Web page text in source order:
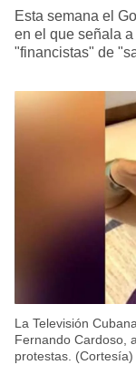
Esta semana el
en el que señala
"financistas" de
La Televisión
Fernando Cardoso,
protestas. (Cortesía)